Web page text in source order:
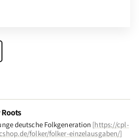
deutsche Folkgeneration [https://cpl-
folker/folker-einzelausgaben/]